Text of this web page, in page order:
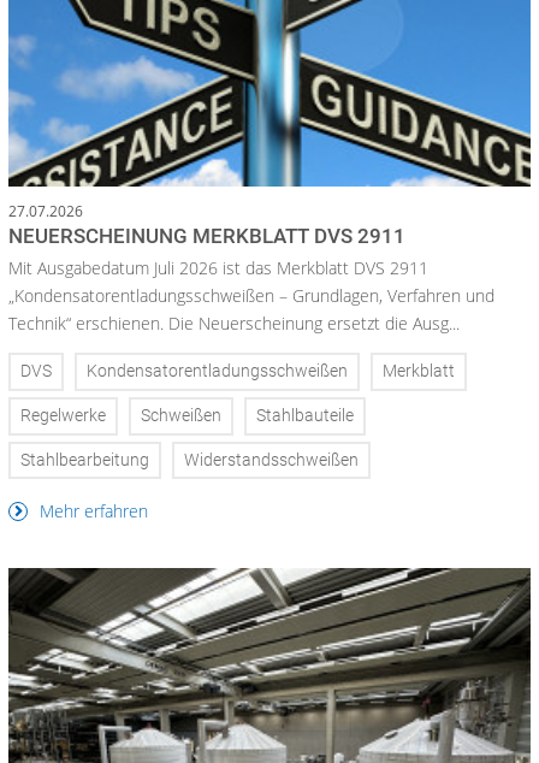
27.07.2026
NEUERSCHEINUNG MERKBLATT DVS 2911
Mit Ausgabedatum Juli 2026 ist das Merkblatt DVS 2911
„Kondensatorentladungsschweißen – Grundlagen, Verfahren und
Technik“ erschienen. Die Neuerscheinung ersetzt die Ausg...
DVS Kondensatorentladungsschweißen Merkblatt
Regelwerke Schweißen Stahlbauteile
Stahlbearbeitung Widerstandsschweißen
Mehr erfahren